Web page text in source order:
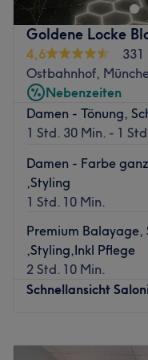
Goldene Locke
4,6
331
Ostbahnhof,
Nebenzeiten
Damen - Tönung,
1 Std. 30 Min. - 1
Damen - Farbe
,Styling
1 Std. 10 Min.
Premium Balayage,
,Styling,Inkl Pflege
2 Std. 10 Min.
Schnellansicht